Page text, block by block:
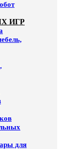
ИГР
для